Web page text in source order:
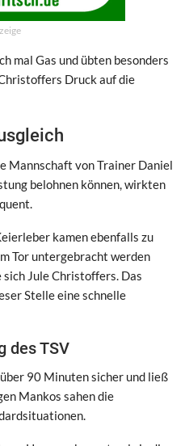
mal Gas und übten besonders
Druck auf die
Mannschaft von Trainer Daniel
belohnen können, wirkten
kamen ebenfalls zu
Tor untergebracht werden
Jule Christoffers. Das
Stelle eine schnelle
des TSV
90 Minuten sicher und ließ
Mankos sahen die